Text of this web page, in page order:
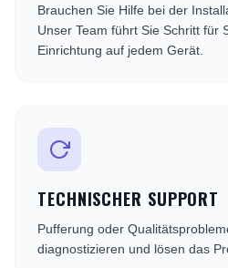
Brauchen Sie Hilfe bei der
Unser Team führt Sie Schritt für
Einrichtung auf jedem Gerät.
TECHNISCHER SUPPORT
Pufferung oder
diagnostizieren und lösen das